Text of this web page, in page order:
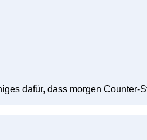
dafür, dass morgen Counter-